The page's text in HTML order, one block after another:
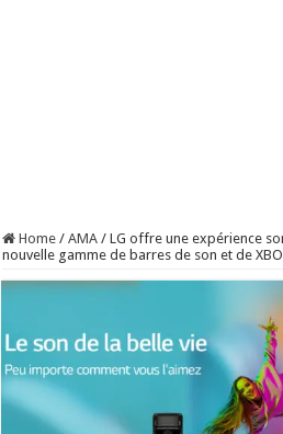
Home / AMA / LG offre une expérience
nouvelle gamme de barres de son et de